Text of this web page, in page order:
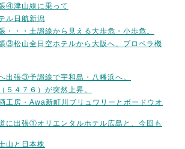
④津山線に乗って
ル日航新潟
・・・土讃線から見える大歩危・小歩危。
③松山全日空ホテルから大阪へ、プロペラ機
出張③予讃線で宇和島・八幡浜へ。
５４７６）が突然上昇。
工房・Awa新町川ブリュワリーとボードウオ
に出張①オリエンタルホテル広島と、今回も
山と日本株